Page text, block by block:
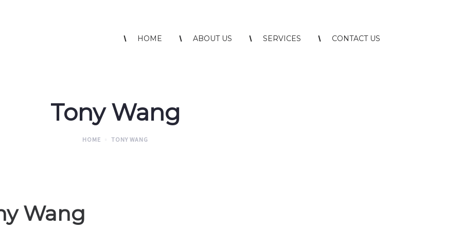
HOME ABOUT US SERVICES CONTACT US
Tony Wang
HOME TONY WANG
Wang